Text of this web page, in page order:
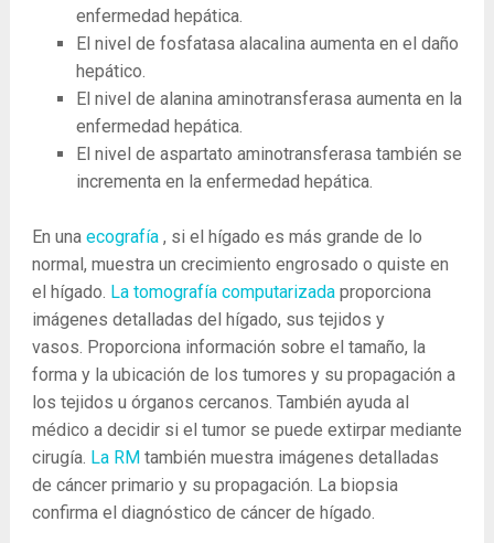
enfermedad hepática.
El nivel de fosfatasa alacalina aumenta en el daño
hepático.
El nivel de alanina aminotransferasa aumenta en la
enfermedad hepática.
El nivel de aspartato aminotransferasa también se
incrementa en la enfermedad hepática.
En una ecografía, si el hígado es más grande de lo
normal, muestra un crecimiento engrosado o quiste en
el hígado. La tomografía computarizadaproporciona
imágenes detalladas del hígado, sus tejidos y
vasos. Proporciona información sobre el tamaño, la
forma y la ubicación de los tumores y su propagación a
los tejidos u órganos cercanos. También ayuda al
médico a decidir si el tumor se puede extirpar mediante
cirugía. La RMtambién muestra imágenes detalladas
de cáncer primario y su propagación. La biopsia
confirma el diagnóstico de cáncer de hígado.